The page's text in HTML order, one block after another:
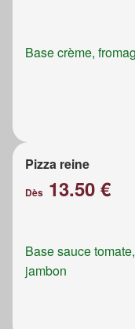
Base crème,
Pizza reine
Dès 13.50 €
Base sauce
jambon